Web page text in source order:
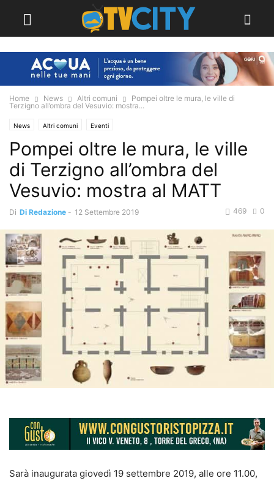
Home News Altri comuni
Pompei oltre le mura, le ville di
Terzigno all’ombra del Vesuvio: mostra...
News Altri comuni Eventi
Pompei oltre le mura, le ville
di Terzigno all’ombra del
Vesuvio: mostra al MATT
Di Di Redazione - 12 Settembre 2019 0
469
Sarà inaugurata giovedì 19 settembre 2019, alle ore 11.00,